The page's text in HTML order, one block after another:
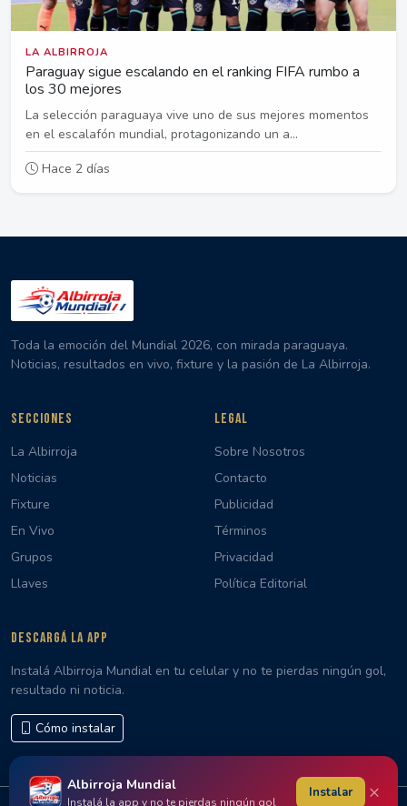
LA ALBIRROJA
Paraguay sigue escalando en el ranking FIFA rumbo a
los 30 mejores
La selección paraguaya vive uno de sus mejores momentos
en el escalafón mundial, protagonizando un a...
Hace 2 días
Toda la emoción del Mundial 2026, con mirada paraguaya.
Noticias, resultados en vivo, fixture y la pasión de La Albirroja.
SECCIONES
La Albirroja
Noticias
Fixture
En Vivo
Grupos
Llaves
LEGAL
Sobre Nosotros
Contacto
Publicidad
Términos
Privacidad
Política Editorial
DESCARGÁ LA APP
Instalá Albirroja Mundial en tu celular y no te pierdas ningún gol,
resultado ni noticia.
Cómo instalar
Albirroja Mundial
Instalá la app y no te pierdas ningún gol
Instalar ×